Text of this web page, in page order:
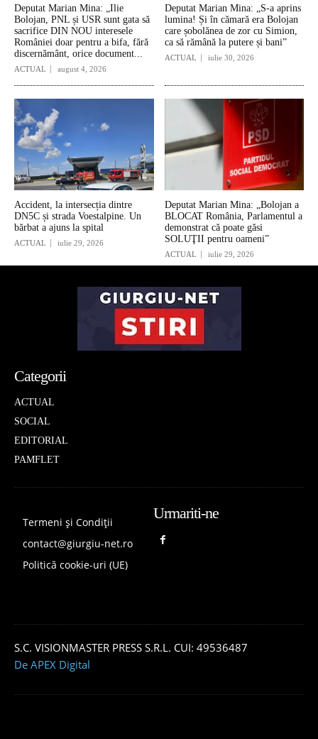
Deputat Marian Mina: „Ilie
Bolojan, PNL și USR sunt gata să
sacrifice DIN NOU interesele
României doar pentru a bifa, fără
discernământ, orice document...
ACTUAL august 4, 2026
Deputat Marian Mina: „S-a aprins
lumina! Și în cămară era Bolojan
care șobolănea de zor cu Simion,
ca să rămână la putere și bani”
ACTUAL iulie 30, 2026
Accident, la intersecția dintre
DN5C și strada Voestalpine. Un
bărbat a ajuns la spital
ACTUAL iulie 29, 2026
Deputat Marian Mina: „Bolojan a
BLOCAT România, Parlamentul a
demonstrat că poate găsi
SOLUŢII pentru oameni”
ACTUAL iulie 29, 2026
Categorii
ACTUAL
SOCIAL
EDITORIAL
PAMFLET
Termeni și Condiții
contact@giurgiu-net.ro
Politică cookie-uri (UE)
Urmariti-ne
S.C. VISIONMASTER PRESS S.R.L. CUI: 49536487
De APEX Digital